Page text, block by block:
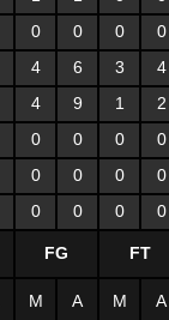
0 0 0
0
4 6 3
4
4 9 1
2
0 0 0
0
0 0 0
0
0 0 0 0
FG FT
M A M A